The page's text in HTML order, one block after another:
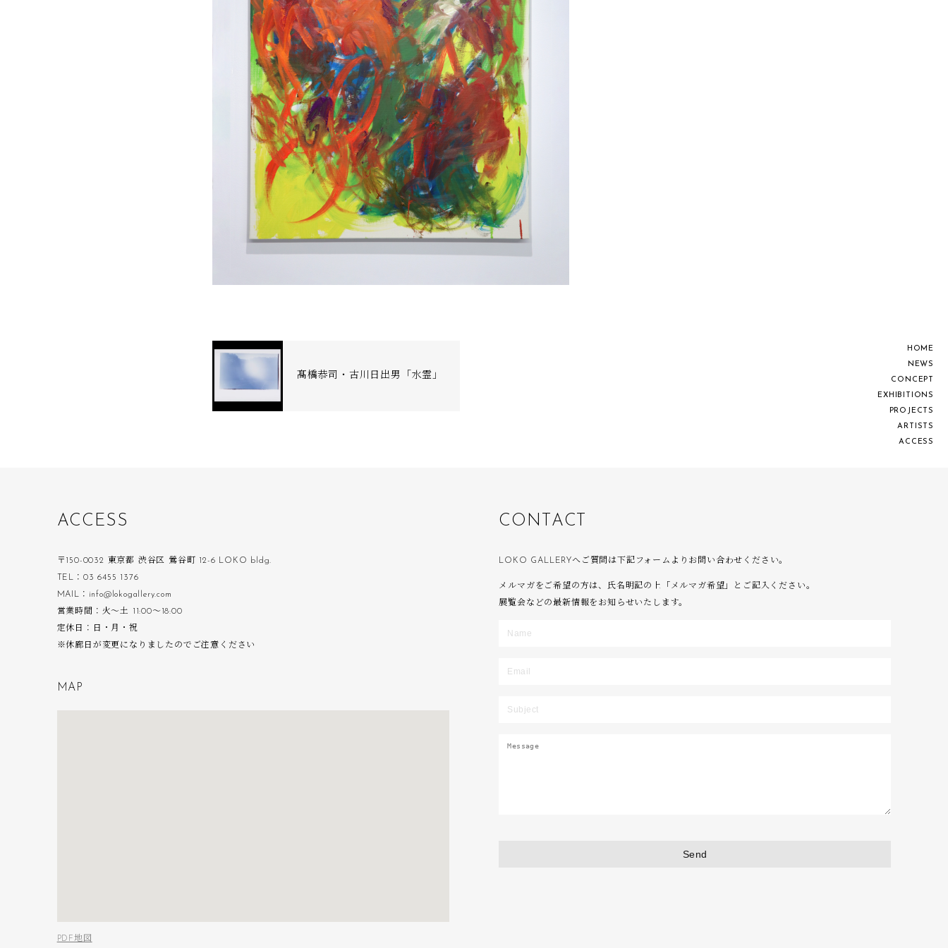
H O M E
N EWS
C O N C EP
EX H B O NS
PRO J EC TS
A R S TS
AC C ESS
髙橋恭司・古川日出男「水霊」
ACC ES S
〒150-0032 東京都 渋谷区 鶯谷町 12-6 LOKO bldg.
TEL：03 6455 1376
MAIL：info@lokogallery.com
営業時間：火〜土 11:00〜18:00
定休日：日・月・祝
※休廊日が変更になりましたのでご注意ください
M A P
PDF地図
CO N T AC T
LOKO GALLERYへご質問は下記フォームよりお問い合わせください。
メルマガをご希望の方は、氏名明記の上「メルマガ希望」とご記入ください。
展覧会などの最新情報をお知らせいたします。